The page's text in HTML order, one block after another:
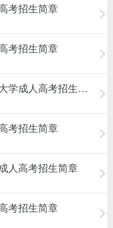
考招生简章
考招生简章
2025年广东技术师范大学成人高考招生简章
考招生简章
人高考招生简章
考招生简章